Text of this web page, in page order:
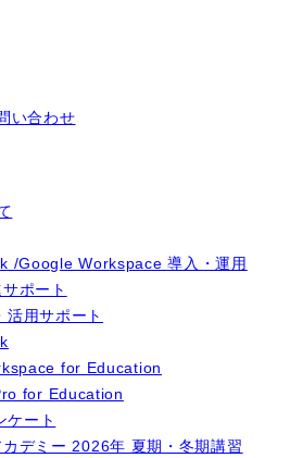
い合わせ
/Google Workspace 導入・運用
ポート
活用サポート
for Education
for Education
ケート
デミー 2026年 夏期・冬期講習